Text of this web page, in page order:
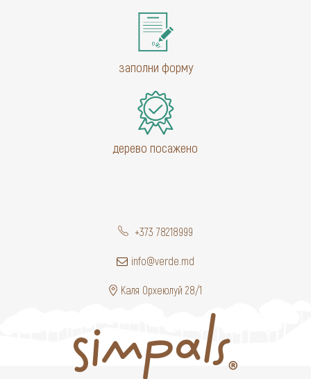
заполни форму
дерево посажено
+373 78218999
info@verde.md
Каля Орхеюлуй 28/1